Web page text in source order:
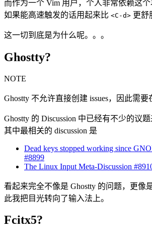
而作为一个 Vim 用户，个人非常依赖这
如果能高速触发的话用起来比 <C-d> 更舒
这一切到底是为什么呢。。。
Ghostty?
NOTE
Ghostty 不允许直接创建 issues，因此需要
Ghostty 的 Discussion 中已经有不少的议
其中最相关的 discussion 是
Dead keys stopped working since
#8899
The Linux Input Meta-Discussion
看起来完全不像是 Ghostty 的问题，更像
此我把目光转向了输入法上。
Fcitx5?